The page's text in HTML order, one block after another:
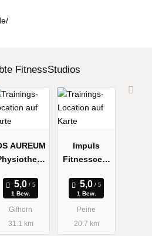
FitnessStudios
AUREUM
1 Bew.
Gifhorn
31.1 km
Impuls
Fitnesscent
1 Bew.
Peine
20.7 km